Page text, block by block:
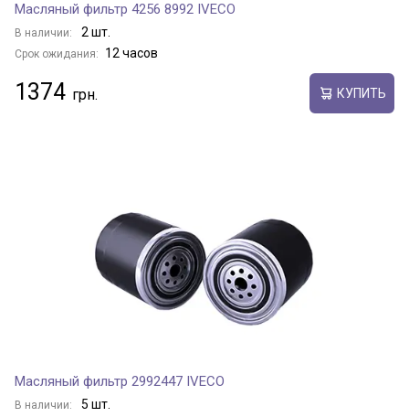
Масляный фильтр 4256 8992 IVECO
В наличии: 2 шт.
Срок ожидания: 12 часов
1374 КУПИТЬ
Масляный фильтр 2992447 IVECO
В наличии: 5 шт.